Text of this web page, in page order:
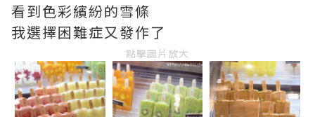
看到色彩繽紛的雪條
我選擇困難症又發作了
點擊圖片放大